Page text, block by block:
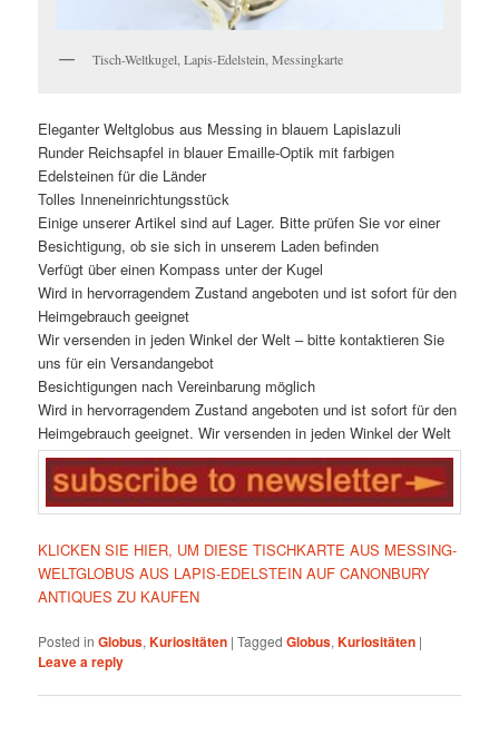
Tisch-Weltkugel, Lapis-Edelstein, Messingkarte
Eleganter Weltglobus aus Messing in blauem Lapislazuli
Runder Reichsapfel in blauer Emaille-Optik mit farbigen
Edelsteinen für die Länder
Tolles Inneneinrichtungsstück
Einige unserer Artikel sind auf Lager. Bitte prüfen Sie vor einer
Besichtigung, ob sie sich in unserem Laden befinden
Verfügt über einen Kompass unter der Kugel
Wird in hervorragendem Zustand angeboten und ist sofort für den
Heimgebrauch geeignet
Wir versenden in jeden Winkel der Welt – bitte kontaktieren Sie
uns für ein Versandangebot
Besichtigungen nach Vereinbarung möglich
Wird in hervorragendem Zustand angeboten und ist sofort für den
Heimgebrauch geeignet. Wir versenden in jeden Winkel der Welt
KLICKEN SIE HIER, UM DIESE TISCHKARTE AUS MESSING-
WELTGLOBUS AUS LAPIS-EDELSTEIN AUF CANONBURY
ANTIQUES ZU KAUFEN
Posted in Globus,Kuriositäten |Tagged Globus,Kuriositäten |
Leave a reply